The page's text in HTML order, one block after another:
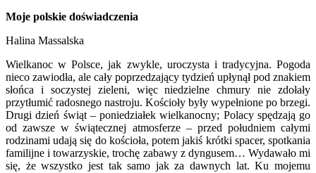
Moje polskie doświadczenia
Halina Massalska
Wielkanoc w Polsce, jak zwykle, uroczysta i tradycyjna. Pogoda
nieco zawiodła, ale cały poprzedzający tydzień upłynął pod znakiem
słońca i soczystej zieleni, więc niedzielne chmury nie zdołały
przytłumić radosnego nastroju. Kościoły były wypełnione po brzegi.
Drugi dzień świąt – poniedziałek wielkanocny; Polacy spędzają go
od zawsze w świątecznej atmosferze – przed południem całymi
rodzinami udają się do kościoła, potem jakiś krótki spacer, spotkania
familijne i towarzyskie, trochę zabawy z dyngusem… Wydawało mi
się, że wszystko jest tak samo jak za dawnych lat. Ku mojemu